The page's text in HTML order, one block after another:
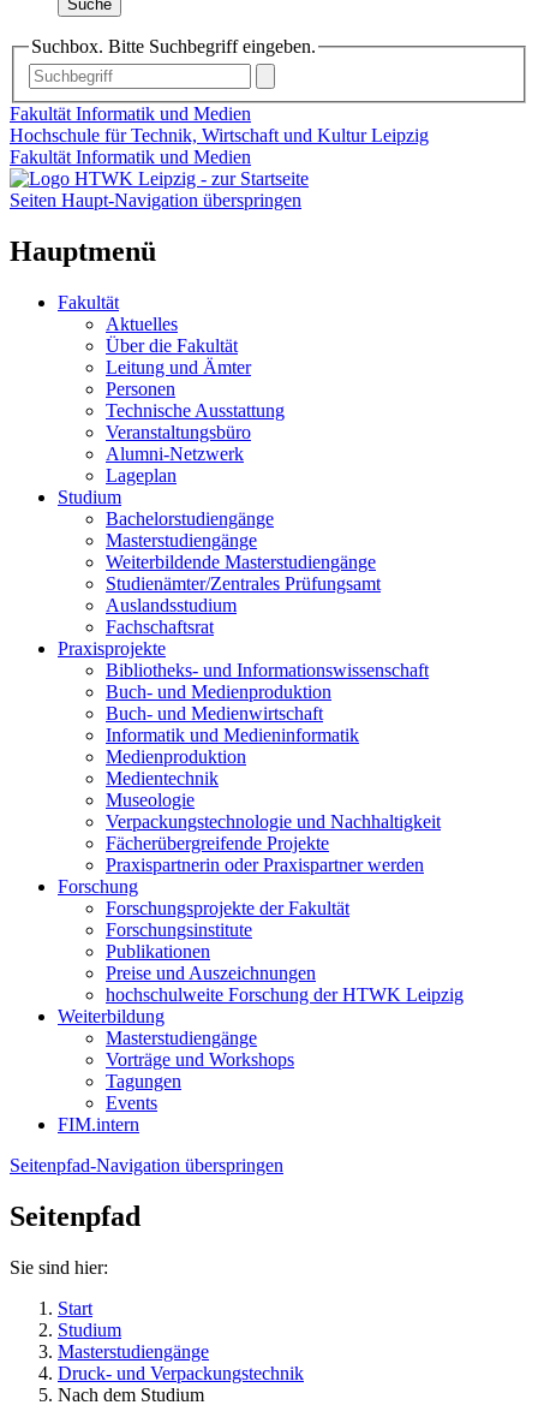
Suche
Suchbox. Bitte Suchbegriff eingeben.
Fakultät Informatik und Medien
Hochschule für Technik, Wirtschaft und Kultur Leipzig
Fakultät Informatik und Medien
Seiten Haupt-Navigation überspringen
Hauptmenü
Fakultät
Aktuelles
Über die Fakultät
Leitung und Ämter
Personen
Technische Ausstattung
Veranstaltungsbüro
Alumni-Netzwerk
Lageplan
Studium
Bachelorstudiengänge
Masterstudiengänge
Weiterbildende Masterstudiengänge
Studienämter/Zentrales Prüfungsamt
Auslandsstudium
Fachschaftsrat
Praxisprojekte
Bibliotheks- und Informationswissenschaft
Buch- und Medienproduktion
Buch- und Medienwirtschaft
Informatik und Medieninformatik
Medienproduktion
Medientechnik
Museologie
Verpackungstechnologie und Nachhaltigkeit
Fächerübergreifende Projekte
Praxispartnerin oder Praxispartner werden
Forschung
Forschungsprojekte der Fakultät
Forschungsinstitute
Publikationen
Preise und Auszeichnungen
hochschulweite Forschung der HTWK Leipzig
Weiterbildung
Masterstudiengänge
Vorträge und Workshops
Tagungen
Events
FIM.intern
Seitenpfad-Navigation überspringen
Seitenpfad
Sie sind hier:
Start
Studium
Masterstudiengänge
Druck- und Verpackungstechnik
Nach dem Studium